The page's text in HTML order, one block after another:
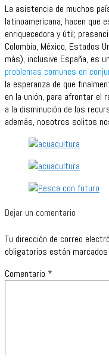
La asistencia de muchos
latinoamericana, hacen que
enriquecedora y útil;
Colombia, México, Estados
más), inclusive España, es
problemas comunes en
la esperanza de que
en la unión, para afrontar el
a la disminución de los
además, nosotros solitos
Dejar un comentario
Tu dirección de correo
obligatorios están
Comentario *